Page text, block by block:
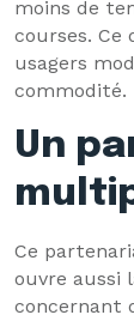
moins de
courses.
usagers
commodité.
Un
Ce
ouvre aussi
concernant